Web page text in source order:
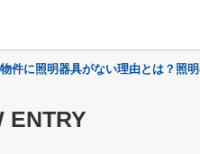
件に照明器具がない理由とは？照
ENTRY